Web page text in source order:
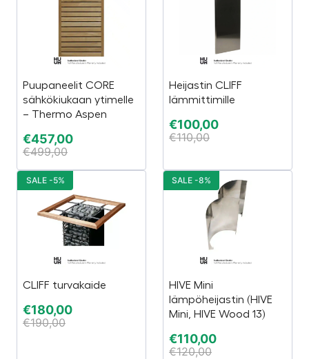
Puupaneelit CORE
sähkökiukaan ytimelle
– Thermo Aspen
€457,00
€499,00
Heijastin CLIFF
lämmittimille
€100,00
€110,00
CLIFF turvakaide
€180,00
€190,00
SALE -5%
HIVE Mini
lämpöheijastin (HIVE
Mini, HIVE Wood 13)
€110,00
€120,00
SALE -8%